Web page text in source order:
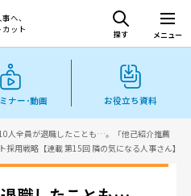
へ、
ット
探す メニュー
ナー･動画 お役立ち資料
人全員が退職したことも…。「他己紹介推薦
用戦略【連載 第15回 隣の気になる人事さん】